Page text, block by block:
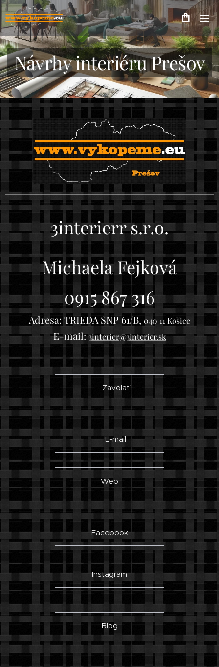
Návrhy interiéru Prešov
3interierr s.r.o.
Michaela Fejková
0915 867 316
Adresa:TRIEDA SNP 61/B,040 11 Košice
E-mail:3interier@3interier.sk
☎ Zavolať
✉ E-mail
Web
Facebook
Instagram
Blog